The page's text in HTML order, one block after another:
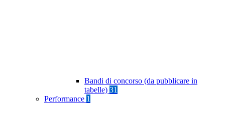
Bandi di concorso (da pubblicare in
tabelle) 31
Performance 1